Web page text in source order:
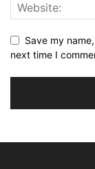
Save my
next time I